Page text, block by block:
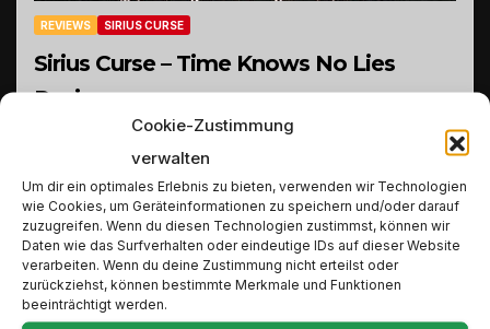
Cookie-Zustimmung
verwalten
Um dir ein optimales Erlebnis zu bieten, verwenden wir Technologien
wie Cookies, um Geräteinformationen zu speichern und/oder darauf
zuzugreifen. Wenn du diesen Technologien zustimmst, können wir
Daten wie das Surfverhalten oder eindeutige IDs auf dieser Website
verarbeiten. Wenn du deine Zustimmung nicht erteilst oder
zurückziehst, können bestimmte Merkmale und Funktionen
beeinträchtigt werden.
REVIEWS SIRIUS CURSE
Sirius Curse – Time Knows No Lies
Review
Release: 15.03.2021 Genre: Heavy Metal Format:
Jewel Case CD Line – Up: Andreas Spitznagel –
Gitarre Dominikus Sautermeister – Bass Frank
Würthner…